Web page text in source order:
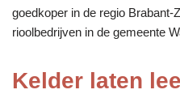
goedkoper in de regio Brabant-
rioolbedrijven in de gemeente
Kelder laten